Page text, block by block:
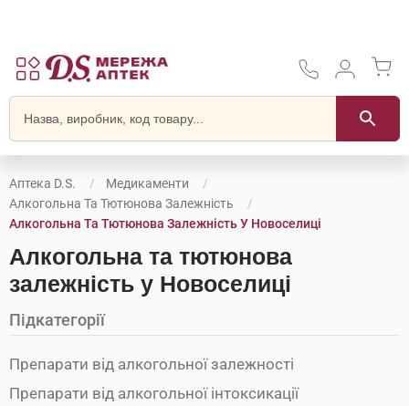
Аптека D.S.
Медикаменти
Алкогольна Та Тютюнова Залежність
Алкогольна Та Тютюнова Залежність У Новоселиці
Алкогольна та тютюнова
залежність у Новоселиці
Підкатегорії
Препарати від алкогольної залежності
Препарати від алкогольної інтоксикації